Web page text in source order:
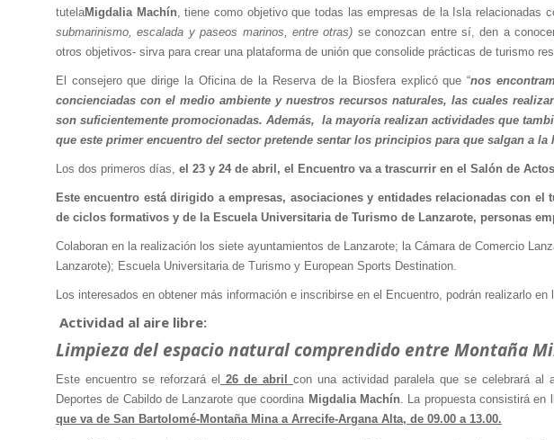
tutelaMigdalia Machín, tiene como objetivo que todas las empresas de la Isla relacionadas
submarinismo, escalada y paseos marinos, entre otras) se conozcan entre sí, den a
otros objetivos- sirva para crear una plataforma de unión que consolide prácticas de turismo
El consejero que dirige la Oficina de la Reserva de la Biosfera explicó que “nos
concienciadas con el medio ambiente y nuestros recursos naturales, las cuales
son suficientemente promocionadas. Además, la mayoría realizan actividades que
que este primer encuentro del sector pretende sentar los principios para que salgan a la
Los dos primeros días, el 23 y 24 de abril, el Encuentro va a trascurrir en el Salón de
Este encuentro está dirigido a empresas, asociaciones y entidades relacionadas con
de ciclos formativos y de la Escuela Universitaria de Turismo de Lanzarote, personas
Colaboran en la realización los siete ayuntamientos de Lanzarote; la Cámara de Comercio
Lanzarote); Escuela Universitaria de Turismo y European Sports Destination.
Los interesados en obtener más información e inscribirse en el Encuentro, podrán realizarlo en
Actividad al aire libre:
Limpieza del espacio natural comprendido entre Montaña
Este encuentro se reforzará el 26 de abril con una actividad paralela que se celebrará al
Deportes de Cabildo de Lanzarote que coordina Migdalia Machín. La propuesta consistirá en
que va de San Bartolomé-Montaña Mina a Arrecife-Argana Alta, de 09.00 a 13.00.